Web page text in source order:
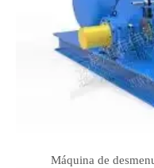
Máquina de